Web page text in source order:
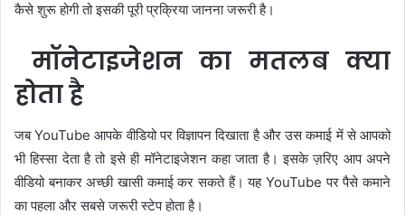
कैसे शुरू होगी तो इसकी पूरी प्रक्रिया जानना जरूरी है।
मॉनेटाइजेशन का मतलब क्या
होता है
जब YouTube आपके वीडियो पर विज्ञापन दिखाता है और उस कमाई में से आपको
भी हिस्सा देता है तो इसे ही मॉनेटाइजेशन कहा जाता है। इसके ज़रिए आप अपने
वीडियो बनाकर अच्छी खासी कमाई कर सकते हैं। यह YouTube पर पैसे कमाने
का पहला और सबसे जरूरी स्टेप होता है।